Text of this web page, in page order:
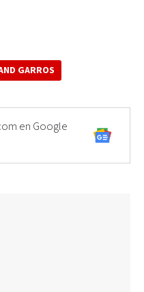
GARROS
en Google